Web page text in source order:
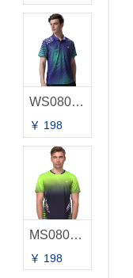
WS0807A 男款T恤
￥ 198
MS0805A 男款T恤
￥ 198